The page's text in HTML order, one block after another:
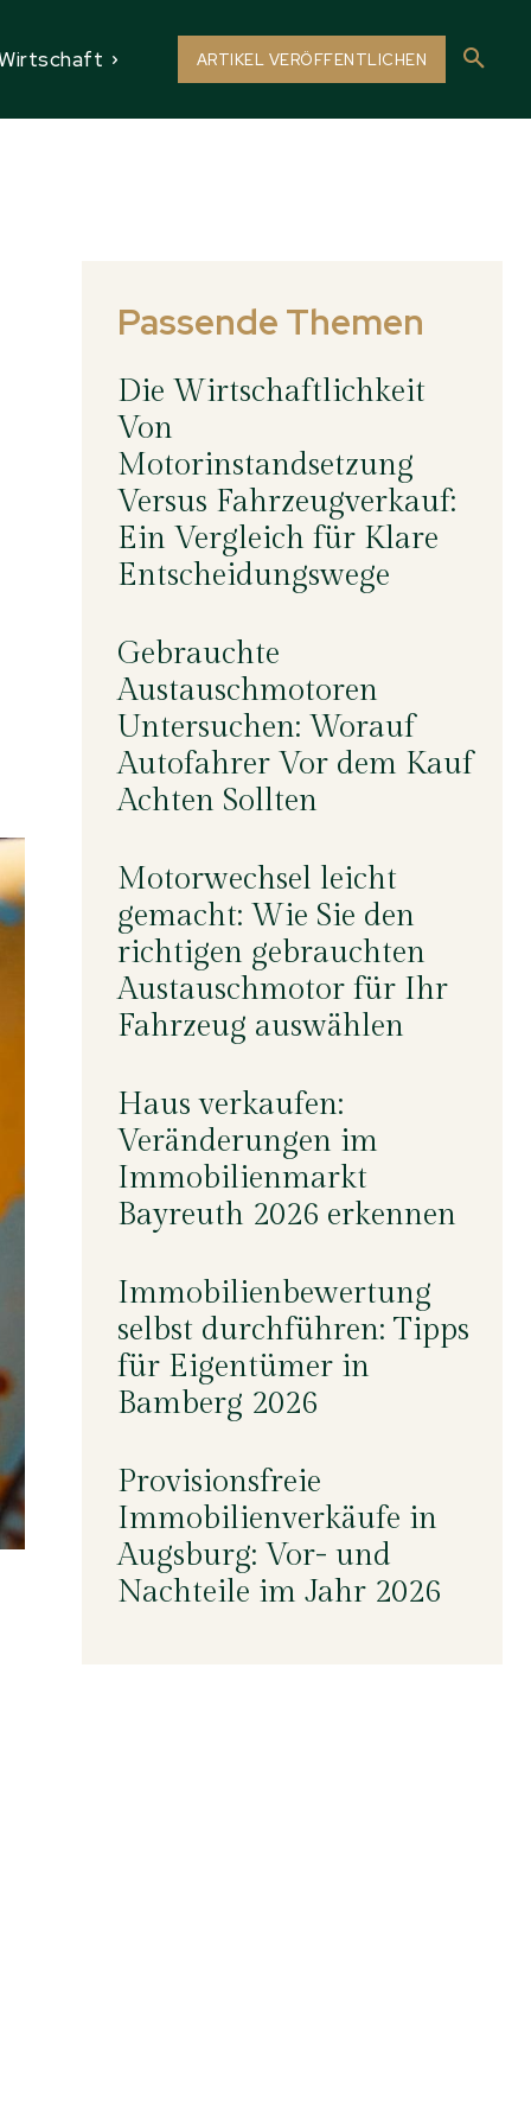
ARTIKEL VERÖFFENTLICHEN
Passende Themen
Die Wirtschaftlichkeit
Von
Motorinstandsetzung
Versus Fahrzeugverkauf:
Ein Vergleich für Klare
Entscheidungswege
Gebrauchte
Austauschmotoren
Untersuchen: Worauf
Autofahrer Vor dem Kauf
Achten Sollten
Motorwechsel leicht
gemacht: Wie Sie den
richtigen gebrauchten
Austauschmotor für Ihr
Fahrzeug auswählen
Haus verkaufen:
Veränderungen im
Immobilienmarkt
Bayreuth 2026 erkennen
Immobilienbewertung
selbst durchführen: Tipps
für Eigentümer in
Bamberg 2026
Provisionsfreie
Immobilienverkäufe in
Augsburg: Vor- und
Nachteile im Jahr 2026